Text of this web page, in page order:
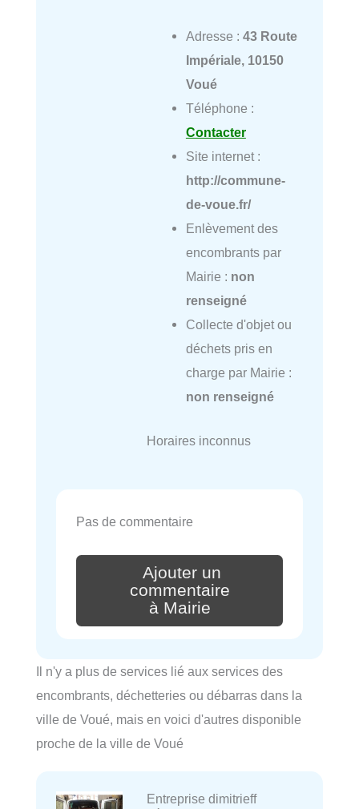
Adresse : 43 Route
Impériale, 10150
Voué
Téléphone :
Contacter
Site internet :
http://commune-
de-voue.fr/
Enlèvement des
encombrants par
Mairie : non
renseigné
Collecte d'objet ou
déchets pris en
charge par Mairie :
non renseigné
Horaires inconnus
Pas de commentaire
Ajouter un
commentaire
à Mairie
Il n'y a plus de services lié aux services des
encombrants, déchetteries ou débarras dans la
ville de Voué, mais en voici d'autres disponible
proche de la ville de Voué
Entreprise dimitrieff